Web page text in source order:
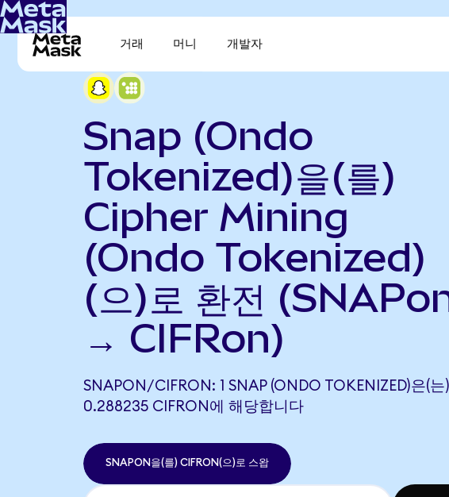
거래 머니 개발자
Snap (Ondo
Tokenized)을(를)
Cipher Mining
(Ondo Tokenized)
(으)로 환전
→ CIFRon)
SNAPON/CIFRON: 1 SNAP (ONDO TOKENIZED)은(는)
0.288235 CIFRON에 해당합니다
SNAPON을(를) CIFRON(으)로 스왑